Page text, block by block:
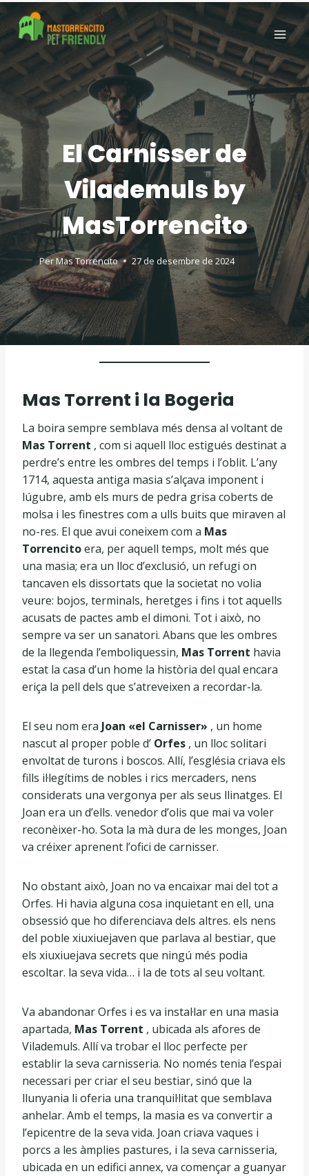
El Carnisser de
Vilademuls by
MasTorrencito
PerMas Torrencito 27 de desembre de 2024
Mas Torrent i la Bogeria
La boira sempre semblava més densa al voltant de
Mas Torrent , com si aquell lloc estigués destinat a
perdre’s entre les ombres del temps i l’oblit. L’any
1714, aquesta antiga masia s’alçava imponent i
lúgubre, amb els murs de pedra grisa coberts de
molsa i les finestres com a ulls buits que miraven al
no-res. El que avui coneixem com a Mas
Torrencitoera, per aquell temps, molt més que
una masia; era un lloc d’exclusió, un refugi on
tancaven els dissortats que la societat no volia
veure: bojos, terminals, heretges i fins i tot aquells
acusats de pactes amb el dimoni. Tot i això, no
sempre va ser un sanatori. Abans que les ombres
de la llegenda l’emboliquessin, Mas Torrent havia
estat la casa d’un home la història del qual encara
eriça la pell dels que s’atreveixen a recordar-la.
El seu nom era Joan «el Carnisser» , un home
nascut al proper poble d’ Orfes , un lloc solitari
envoltat de turons i boscos. Allí, l’església criava els
fills il·legítims de nobles i rics mercaders, nens
considerats una vergonya per als seus llinatges. El
Joan era un d’ells. venedor d’olis que mai va voler
reconèixer-ho. Sota la mà dura de les monges, Joan
va créixer aprenent l’ofici de carnisser.
No obstant això, Joan no va encaixar mai del tot a
Orfes. Hi havia alguna cosa inquietant en ell, una
obsessió que ho diferenciava dels altres. els nens
del poble xiuxiuejaven que parlava al bestiar, que
els xiuxiuejava secrets que ningú més podia
escoltar. la seva vida… i la de tots al seu voltant.
Va abandonar Orfes i es va instal·lar en una masia
apartada, Mas Torrent , ubicada als afores de
Vilademuls. Allí va trobar el lloc perfecte per
establir la seva carnisseria. No només tenia l’espai
necessari per criar el seu bestiar, sinó que la
llunyania li oferia una tranquil·litat que semblava
anhelar. Amb el temps, la masia es va convertir a
l’epicentre de la seva vida. Joan criava vaques i
porcs a les àmplies pastures, i la seva carnisseria,
ubicada en un edifici annex, va començar a guanyar